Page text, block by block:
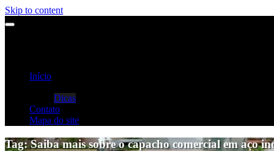
Skip to content
Início
Dicas
Contato
Mapa do site
Tag:Saiba mais sobre o capacho comercial em aço